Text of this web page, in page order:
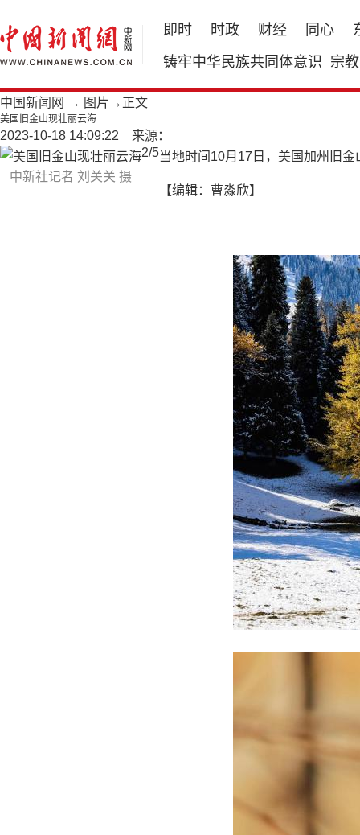
即时 时政 财经 同心
铸牢中华民族共同体意识 宗教
中国新闻网 → 图片 →正文
美国旧金山现壮丽云海
2023-10-18 14:09:22 来源：
中新社记者 刘关关 摄
2/5当地时间10月17日，美国加州旧
【编辑：曹淼欣】